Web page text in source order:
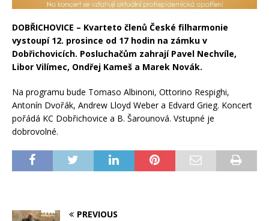
DOBŘICHOVICE – Kvarteto členů České filharmonie
vystoupí 12. prosince od 17 hodin na zámku v
Dobřichovicích. Posluchačům zahrají Pavel Nechvíle,
Libor Vilímec, Ondřej Kameš a Marek Novák.
Na programu bude Tomaso Albinoni, Ottorino Respighi,
Antonín Dvořák, Andrew Lloyd Weber a Edvard Grieg. Koncert
pořádá KC Dobřichovice a B. Šarounová. Vstupné je
dobrovolné.
PREVIOUS